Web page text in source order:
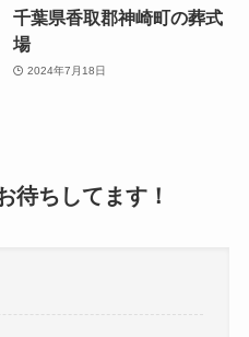
千葉県香取郡神崎町の葬式
場
2024年7月18日
待ちしてます！